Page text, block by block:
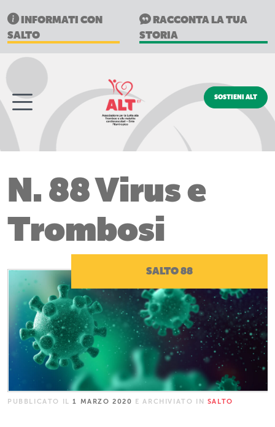
INFORMATI CON
SALTO
RACCONTA LA TUA
STORIA
SOSTIENI ALT
N. 88 Virus e
Trombosi
SALTO 88
PUBBLICATO IL1 MARZO 2020 E ARCHIVIATO IN SALTO